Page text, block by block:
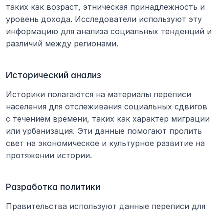
таких как возраст, этническая принадлежность и
уровень дохода. Исследователи используют эту
информацию для анализа социальных тенденций и
различий между регионами.
Исторический анализ
Историки полагаются на материалы переписи
населения для отслеживания социальных сдвигов
с течением времени, таких как характер миграции
или урбанизация. Эти данные помогают пролить
свет на экономическое и культурное развитие на
протяжении истории.
Разработка политики
Правительства используют данные переписи для